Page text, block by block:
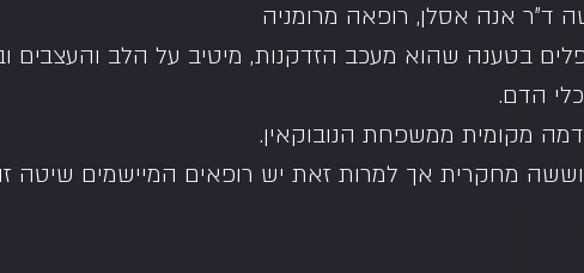
אנה אסלן, רופאה מרומניה
בטענה שהוא מעכב הזדקנות, מיטיב על הלב והעצבים
הדם.
מקומית ממשפחת הנובוקאין.
מחקרית אך למרות זאת יש רופאים המיישמים שיטה